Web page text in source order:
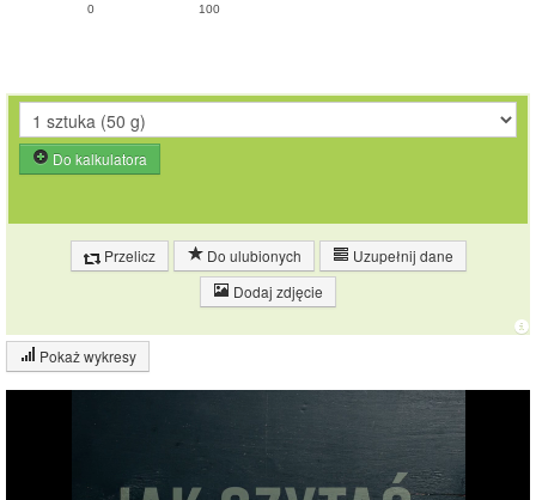
0 100
Do kalkulatora
Przelicz Do ulubionych
Uzupełnij dane
Dodaj zdjęcie
Pokaż wykresy
Wykres składu produktu
22%